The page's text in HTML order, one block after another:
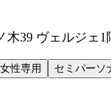
39 ヴェルジェ1
女性専用 セミパーソ